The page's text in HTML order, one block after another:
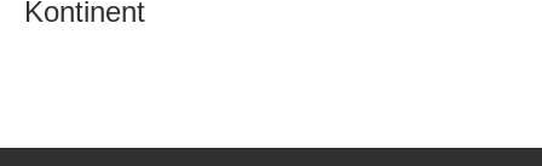
Kontinent